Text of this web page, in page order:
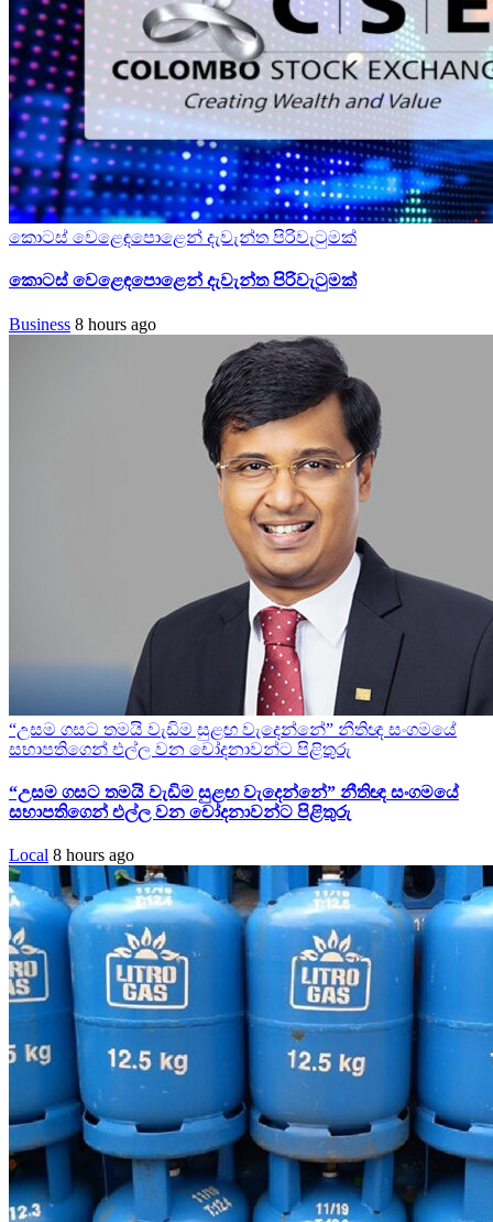
කොටස් වෙළෙඳපොළෙන් දැවැන්ත පිරිවැටුමක්
කොටස් වෙළෙඳපොළෙන් දැවැන්ත පිරිවැටුමක්
Business 8 hours ago
“උසම ගසට තමයි වැඩිම සුළඟ වැදෙන්නේ” නීතිඥ සංගමයේ
සභාපතිගෙන් එල්ල වන චෝදනාවන්ට පිළිතුරු
“උසම ගසට තමයි වැඩිම සුළඟ වැදෙන්නේ” නීතිඥ සංගමයේ
සභාපතිගෙන් එල්ල වන චෝදනාවන්ට පිළිතුරු
Local 8 hours ago